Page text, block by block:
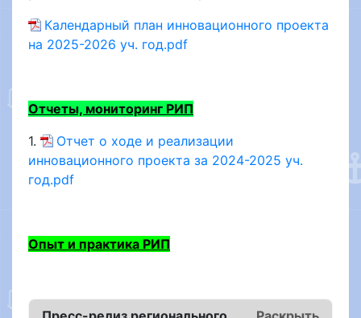
Календарный план инновационного проекта
на 2025-2026 уч. год.pdf
Отчеты, мониторинг РИП
1.
Отчет о ходе и реализации
инновационного проекта за 2024-2025 уч.
год.pdf
Опыт и практика РИП